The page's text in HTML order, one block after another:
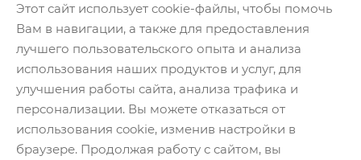
Этот сайт использует cookie-файлы, чтобы помочь
Вам в навигации, а также для предоставления
лучшего пользовательского опыта и анализа
использования наших продуктов и услуг, для
улучшения работы сайта, анализа трафика и
персонализации. Вы можете отказаться от
использования cookie, изменив настройки в
браузере. Продолжая работу с сайтом, вы